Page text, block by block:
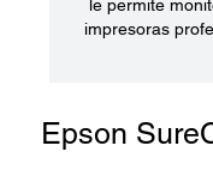
le permite
impresoras
Epson